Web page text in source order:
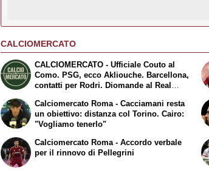
CALCIOMERCATO
CALCIOMERCATO - Ufficiale Couto al
Como. PSG, ecco Akliouche. Barcellona,
contatti per Rodri. Diomande al Real
a Firenze
Calciomercato Roma - Cacciamani resta
un obiettivo: distanza col Torino. Cairo:
"Vogliamo tenerlo"
Calciomercato Roma - Accordo verbale
per il rinnovo di Pellegrini